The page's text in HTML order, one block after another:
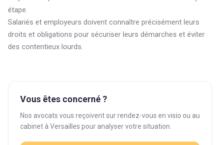
étape.
Salariés et employeurs doivent connaître précisément leurs
droits et obligations pour sécuriser leurs démarches et éviter
des contentieux lourds.
Vous êtes concerné ?
Nos avocats vous reçoivent sur rendez-vous en visio ou au
cabinet à Versailles pour analyser votre situation.